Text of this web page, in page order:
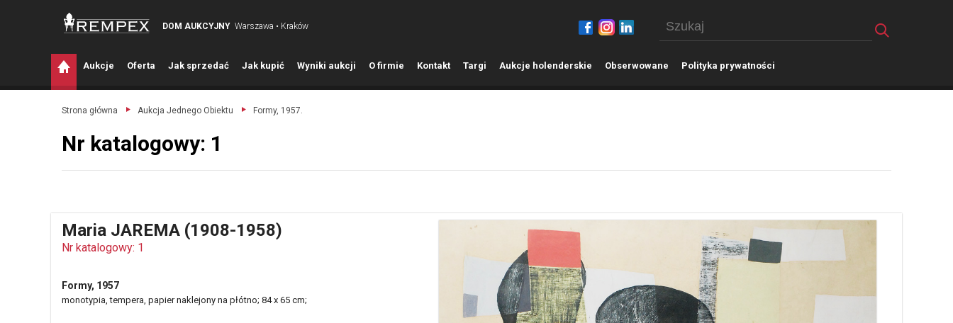
DOM AUKCYJNY Warszawa • Kraków
Aukcje Oferta Jak sprzedać Jak kupić Wyniki aukcji O firmie Kontakt Targi Aukcje holenderskie Obserwowane Polityka prywatności
Strona główna Aukcja Jednego Obiektu Formy, 1957.
Nr katalogowy: 1
Maria JAREMA (1908-1958)
Nr katalogowy: 1
Formy, 1957
monotypia, tempera, papier naklejony na płótno; 84 x 65 cm;